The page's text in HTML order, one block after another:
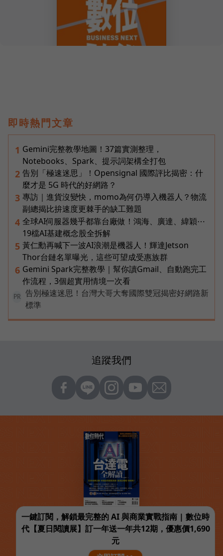
即時熱門文章
1 Gemini完整教學地圖！37篇實測整理，
Notebooks、Spark、提示詞架構全打包
2 告別「極速迷思」！Opensignal 國際評比揭密：什
麼才是 5G 時代的好網路？
3 專訪｜進貨沒變快，momo為何仍導入機器人？物流
副總揭比拚速度更棘手的缺工難題
4 全球AI伺服器幾乎都靠台廠做！鴻海、廣達、緯穎⋯
19檔AI基建概念股全拆解
5 黃仁勳再喊下一波AI浪潮是機器人！輝達Jetson
Thor台鏈名單曝光，這些可望成受惠族群
6 Gemini Spark完整教學｜幫你讀Gmail、自動跑完工
作流程，3個超實用情境一次看
PR
告別極速迷思！台灣大哥大奪國際雙冠揭密好網路新
標準
追蹤我們
一鍵訂閱，解鎖最完整的 AI 與商業實戰指南 | 數位時
代【夏日閱讀展】訂一年送一年共12期，優惠價1,690
元